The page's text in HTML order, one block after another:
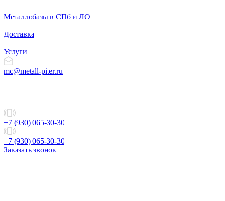
Металлобазы в СПб и ЛО
Доставка
Услуги
mc@metall-piter.ru
+7 (930) 065-30-30
+7 (930) 065-30-30
Заказать звонок